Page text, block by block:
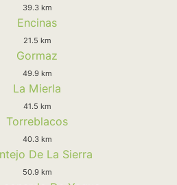
39.3 km
Encinas
21.5 km
Gormaz
49.9 km
La Mierla
41.5 km
Torreblacos
40.3 km
De La Sierra
50.9 km